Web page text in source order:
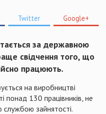
Twitter Google+
за державною
свідчення того, що
працюють.
на виробництві
понад 130 працівників, не
службою зайнятості.